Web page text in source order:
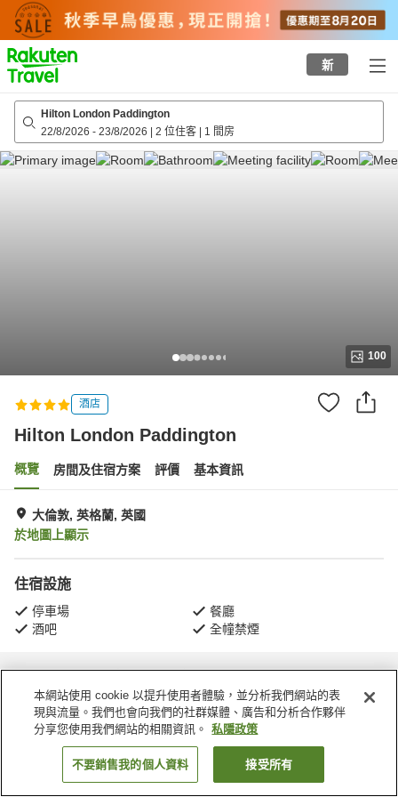
to
top
page
新
Hilton London Paddington
22/8/2026 - 23/8/2026 | 2 位住客 | 1 間房
100
酒店
Hilton London Paddington
概覽 房間及住宿方案 評價 基本資訊
大倫敦, 英格蘭, 英國
於地圖上顯示
住宿設施
停車場
餐廳
酒吧
全幢禁煙
主頁 英國 英格蘭 大倫敦 Hilton London Paddington
找客房
本網站使用 cookie 以提升使用者體驗，並分析我們網站的表
現與流量。我們也會向我們的社群媒體、廣告和分析合作夥伴
分享您使用我們網站的相關資訊。
私隱政策
不要銷售我的個人資料 接受所有